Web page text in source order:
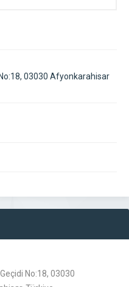
03030 Afyonkarahisar
No:18, 03030